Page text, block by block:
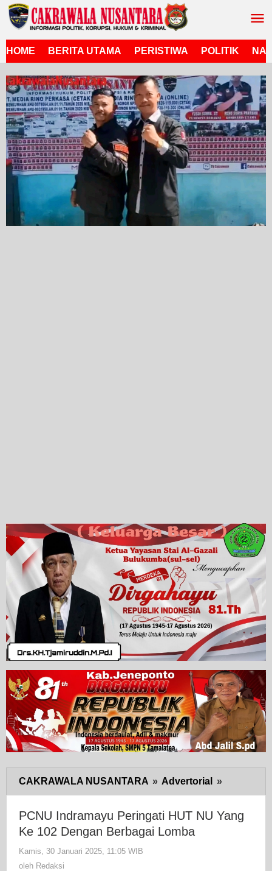
Lewati
ke
HOME
BERITA UTAMA PERISTIWA POLITIK
CAKRAWALA NUSANTARA » Advertorial »
Peringati
HUT
PCNU Indramayu Peringati HUT NU Yang
Ke 102 Dengan Berbagai Lomba
Kamis, 30 Januari 2025, 11:05 WIB
oleh Redaksi